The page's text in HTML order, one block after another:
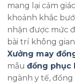
mang lại cảm
khoảnh khắc
nhận được mức
bài trí không
Xưởng may
mẫu đồng phục
ngành y tế,